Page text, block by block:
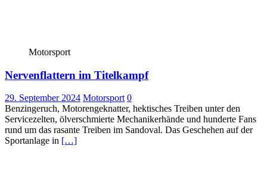
Motorsport
Nervenflattern im Titelkampf
29. September 2024 Motorsport 0
Benzingeruch, Motorengeknatter, hektisches Treiben unter den
Servicezelten, ölverschmierte Mechanikerhände und hunderte Fans
rund um das rasante Treiben im Sandoval. Das Geschehen auf der
Sportanlage in […]